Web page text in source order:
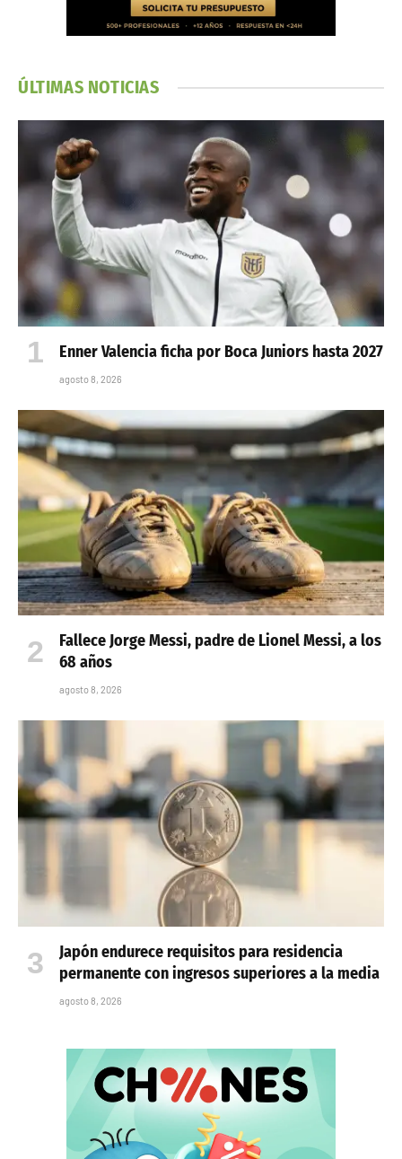
ÚLTIMAS NOTICIAS
Enner Valencia ficha por Boca Juniors hasta 2027
agosto 8, 2026
Fallece Jorge Messi, padre de Lionel Messi, a los
68 años
agosto 8, 2026
Japón endurece requisitos para residencia
permanente con ingresos superiores a la media
agosto 8, 2026